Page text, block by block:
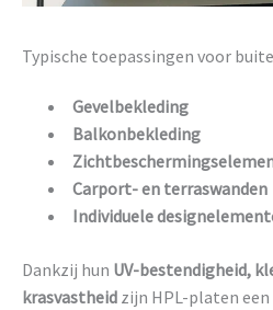
Typische toepassingen voor
Gevelbekleding
Balkonbekleding
Carport- en terraswanden
Individuele
Dankzij hun UV-bestendigheid,
krasvastheid zijn HPL-platen